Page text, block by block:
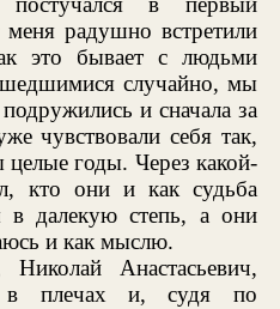
радушно встретили
это бывает с людьми
случайно, мы
и сначала за
чувствовали себя так,
годы. Через какой-
кто они и как судьба
в далекую степь, а они
и как мыслю.
Анастасьевич,
плечах и, судя по